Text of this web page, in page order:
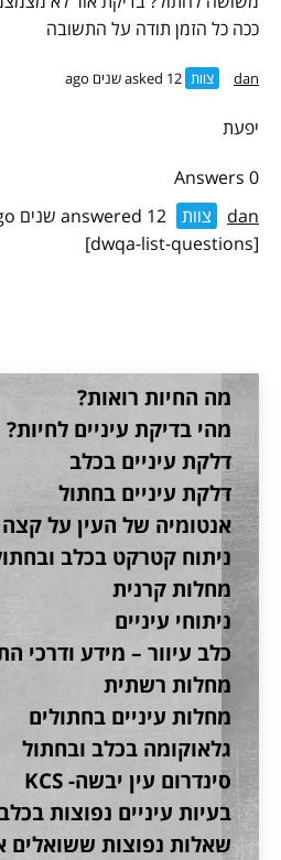
ככה כל הזמן תודה על התשובה
dan צוות
יפעת
0 Answers
dan
צוות
[dwqa-list-questions]
מה החיות רואות?
מהי בדיקת עיניים לחיות?
דלקת עיניים בכלב
דלקת עיניים בחתול
אנטומיה של העין על
ניתוח קטרקט בכלב
מחלות קרנית
ניתוחי עיניים
כלב עיוור – מידע ודרכי
מחלות רשתית
מחלות עיניים בחתולים
גלאוקומה בכלב ובחתול
סינדרום עין יבשה- KCS
בעיות עיניים נפוצות
שאלות נפוצות ששואלים